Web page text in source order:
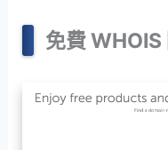
免費 WHOIS